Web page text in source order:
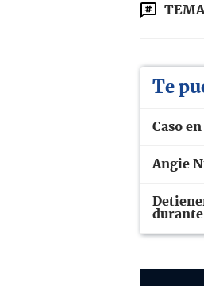
Te
Caso
Angie
durante